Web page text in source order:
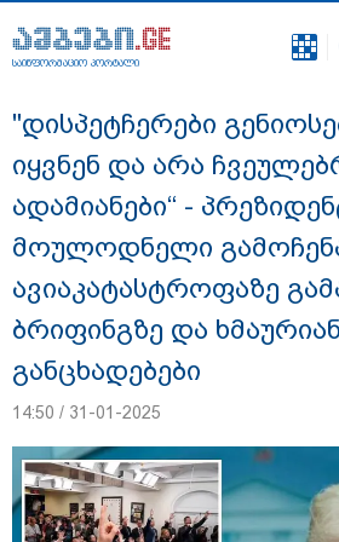
საინფორმაციო პორტალი
მოვლენების
შესაძლოა, აღარ
საინფორმაციო პორტალი
"დისპეტჩერები
იყვნენ და არა
ადამიანები“ -
მოულოდნელი
ავიაკატასტროფაზე
ბრიფინგზე და
განცხადებები
14:50 / 31-01-2025